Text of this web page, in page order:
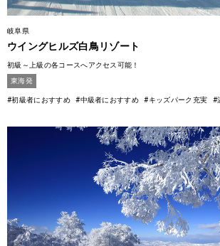
岐阜県
ウイングヒルズ白鳥リゾート
初級～上級の各コースへアクセス可能！
東海発
#初級者におすすめ #中級者におすすめ #キッズパーク充実 #